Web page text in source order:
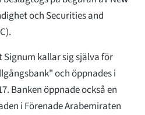
och Securities and
kallar sig själva för
och öppnades i
Banken öppnade också en
i Förenade Arabemiraten